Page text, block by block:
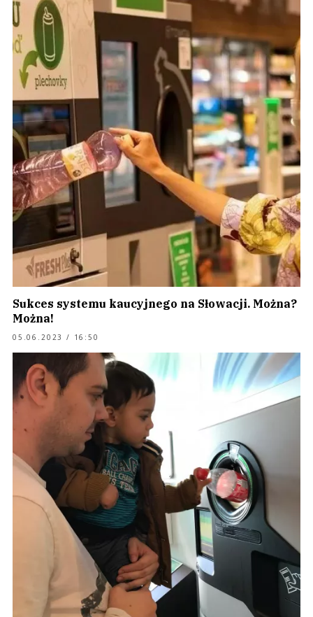
Sukces systemu kaucyjnego na Słowacji. Można?
Można!
05.06.2023 / 16:50